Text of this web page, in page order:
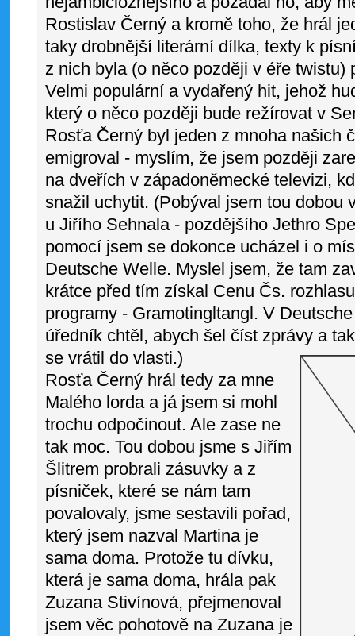
Rostislav Černý a kromě toho, že hrál
taky drobnější literární dílka, texty k
z nich byla (o něco později v éře twistu)
Velmi populární a vydařený hit, jehož
který o něco později bude režírovat v
Rosťa Černý byl jeden z mnoha našich
emigroval - myslím, že jsem později
na dveřích v západoněmecké televizi,
snažil uchytit. (Pobýval jsem tou dobou
u Jiřího Sehnala - pozdějšího Jethro
pomocí jsem se dokonce ucházel i o
Deutsche Welle. Myslel jsem, že tam
krátce před tím získal Cenu Čs.
programy - Gramotingltangl. V
úředník chtěl, abych šel číst zprávy a
se vrátil do vlasti.)
Rosťa Černý hrál tedy za mne
Malého lorda a já jsem si mohl
trochu odpočinout. Ale zase ne
tak moc. Tou dobou jsme s Jiřím
Šlitrem probrali zásuvky a z
písniček, které se nám tam
povalovaly, jsme sestavili pořad,
který jsem nazval Martina je
sama doma. Protože tu dívku,
která je sama doma, hrála pak
Zuzana Stivínová, přejmenoval
jsem věc pohotově na Zuzana je